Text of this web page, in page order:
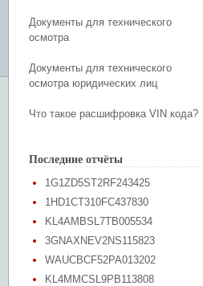
Документы для технического
осмотра
Документы для технического
осмотра юридических лиц
Что такое расшифровка VIN кода?
Последние отчёты
1G1ZD5ST2RF243425
1HD1CT310FC437830
KL4AMBSL7TB005534
3GNAXNEV2NS115823
WAUCBCF52PA013202
KL4MMCSL9PB113808